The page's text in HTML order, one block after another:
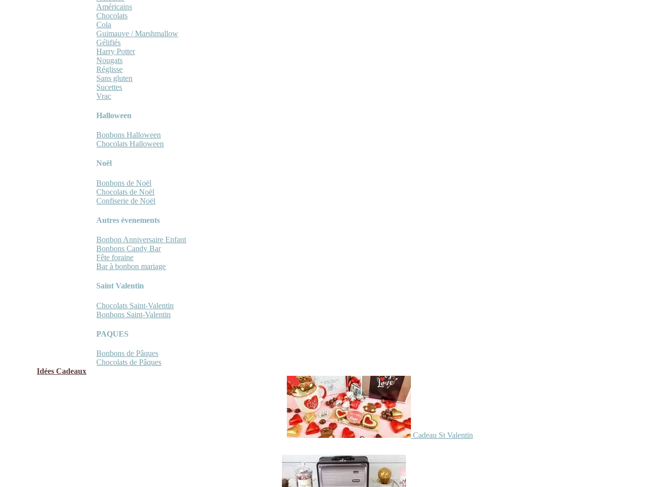
Américains
Chocolats
Cola
Guimauve / Marshmallow
Gélifiés
Harry Potter
Nougats
Réglisse
Sans gluten
Sucettes
Vrac
Halloween
Bonbons Halloween
Chocolats Halloween
Noël
Bonbons de Noël
Chocolats de Noël
Confiserie de Noël
Autres évenements
Bonbon Anniversaire Enfant
Bonbons Candy Bar
Fête foraine
Bar à bonbon mariage
Saint Valentin
Chocolats Saint-Valentin
Bonbons Saint-Valentin
PAQUES
Bonbons de Pâques
Chocolats de Pâques
Idées Cadeaux
Cadeau St Valentin